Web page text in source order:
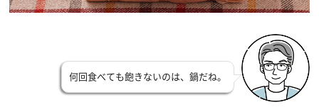
何回食べても飽きないのは、鍋だね。